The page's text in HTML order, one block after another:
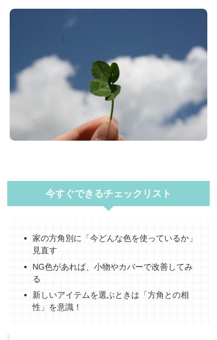
今すぐできるチェックリスト
家の方角別に「今どんな色を使っているか」
見直す
NG色があれば、小物やカバーで改善してみ
る
新しいアイテムを選ぶときは「方角との相
性」を意識！